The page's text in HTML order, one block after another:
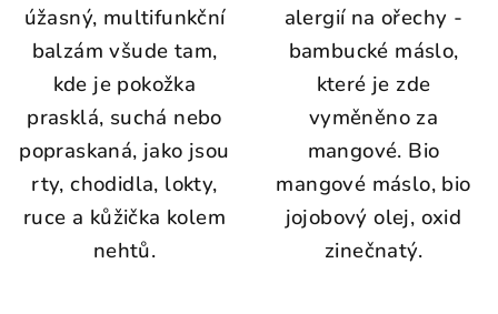
úžasný, multifunkční
balzám všude tam,
kde je pokožka
prasklá, suchá nebo
popraskaná, jako jsou
rty, chodidla, lokty,
ruce a kůžička kolem
nehtů.
alergií na ořechy -
bambucké máslo,
které je zde
vyměněno za
mangové. Bio
mangové máslo, bio
jojobový olej, oxid
zinečnatý.